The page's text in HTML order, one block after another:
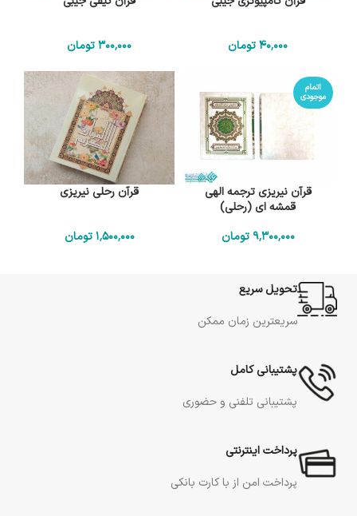
40٬000تومان 300٬000تومان
اتمام
موجودی
قرآن نیریزی ترجمه الهی
قمشه ای (رحلی)
9٬300٬000 تومان
قرآن رحلی نیریزی
1٬500٬000 تومان
تحویل سریع
سریعترین زمان ممکن
پشتیبانی کامل
پشتیبانی تلفنی و حضوری
پرداخت اینترنتی
پرداخت امن از با کارت بانکی